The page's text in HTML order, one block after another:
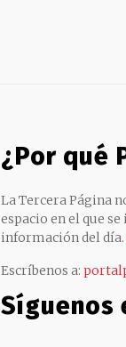
¿Por qué
La Tercera Página
espacio en el que
información del día.
Escríbenos a:
Síguenos